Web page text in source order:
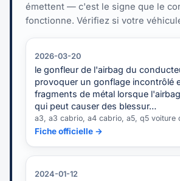
émettent — c'est le signe que le
fonctionne. Vérifiez si votre
2026-03-20
le gonfleur de l'airbag du
provoquer un gonflage incontrôlé
fragments de métal lorsque
qui peut causer des blessur…
a3, a3 cabrio, a4 cabrio, a5, q5 voiture
Fiche officielle →
2024-01-12